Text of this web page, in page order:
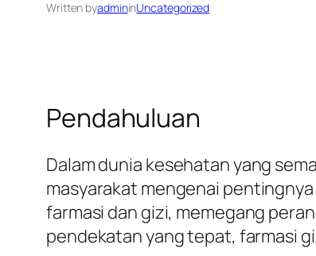
Written byadmininUncategorized
Pendahuluan
Dalam dunia kesehatan yang
masyarakat mengenai
farmasi dan gizi, memegang
pendekatan yang tepat, farmasi